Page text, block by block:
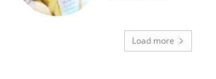
Load more